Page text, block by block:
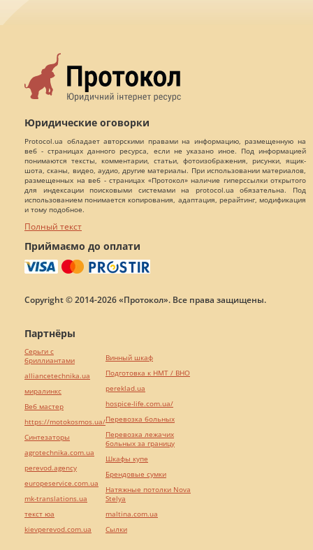
Юридические оговорки
Protocol.ua обладает авторскими правами на информацию, размещенную на
веб - страницах данного ресурса, если не указано иное. Под информацией
понимаются тексты, комментарии, статьи, фотоизображения, рисунки, ящик-
шота, сканы, видео, аудио, другие материалы. При использовании материалов,
размещенных на веб - страницах «Протокол» наличие гиперссылки открытого
для индексации поисковыми системами на protocol.ua обязательна. Под
использованием понимается копирования, адаптация, рерайтинг, модификация
и тому подобное.
Полный текст
Приймаємо до оплати
Copyright © 2014-2026 «Протокол». Все права защищены.
Партнёры
Серьги с
бриллиантами
alliancetechnika.ua
миралинкс
Веб мастер
https://motokosmos.ua/
Синтезаторы
agrotechnika.com.ua
perevod.agency
europeservice.com.ua
mk-translations.ua
текст юа
kievperevod.com.ua
Винный шкаф
Подготовка к НМТ / ВНО
pereklad.ua
hospice-life.com.ua/
Перевозка больных
Перевозка лежачих
больных за границу
Шкафы купе
Брендовые сумки
Натяжные потолки Nova
Stelya
maltina.com.ua
Cылки